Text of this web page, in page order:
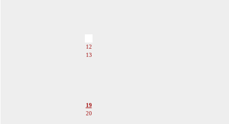
12
13
19
20